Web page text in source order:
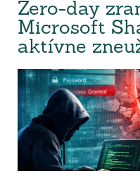
Zero-day
Microsoft
aktívne